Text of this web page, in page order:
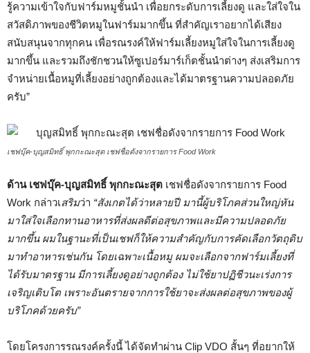
รู้ความเข้าใจกับฟาร์มหมูชั้นนำ เพื่อยกระดับการเลี้ยงดู และใส่ใจใน
สวัสดิภาพของชีวิตหมูในฟาร์มมากขึ้น ที่สำคัญเราอยากได้เสียง
สนับสนุนจากทุกคน เพื่อรณรงค์ให้ฟาร์มเลี้ยงหมูใส่ใจในการเลี้ยงดู
มากขึ้น และรวมถึงชักชวนให้ซูเปอร์มาร์เก็ตชั้นนำต่างๆ ส่งเสริมการ
จำหน่ายเนื้อหมูที่เลี้ยงอย่างถูกต้องและได้มาตรฐานความปลอดภัย
ครับ”
เชฟบุ๊ค-บุญสมิทธิ์ พุกกะณะสุต เชฟชื่อดังจากรายการ Food Work
ด้าน เชฟบุ๊ค-บุญสมิทธิ์ พุกกะณะสุต เชฟชื่อดังจากรายการ Food
Work กล่าวเสริมว่า “สังเกตได้ว่าหลายปี มานี้ผู้บริโภคส่วนใหญ่หัน
มาใส่ใจเลือกทานอาหารที่ส่งผลดีต่อสุขภาพและมีความปลอดภัย
มากขึ้น ผมในฐานะที่เป็นเชฟก็ให้ความสำคัญกับการคัดเลือกวัตถุดิบ
มาทำอาหารเช่นกัน โดยเฉพาะเนื้อหมู ผมจะเลือกจากฟาร์มเลี้ยงที่
ได้รับมาตรฐาน มีการเลี้ยงดูอย่างถูกต้อง ไม่ใช้ยาปฏิชีวนะเร่งการ
เจริญเติบโต เพราะอันตรายจากการใช้ยาจะส่งผลต่อสุขภาพของผู้
บริโภคด้วยครับ”
โดยโครงการรณรงค์ครั้งนี้ ได้จัดทำผ่าน Clip VDO สั้นๆ ที่อยากให้